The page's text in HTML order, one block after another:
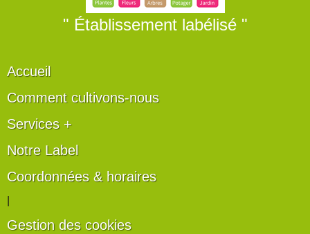
" Établissement labélisé "
Accueil
Comment cultivons-nous
Services +
Notre Label
Coordonnées & horaires
Gestion des cookies